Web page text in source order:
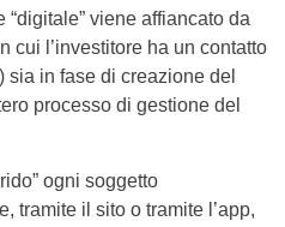
“digitale” viene affiancato da
cui l’investitore ha un contatto
in fase di creazione del
processo di gestione del
ogni soggetto
tramite il sito o tramite l’app,